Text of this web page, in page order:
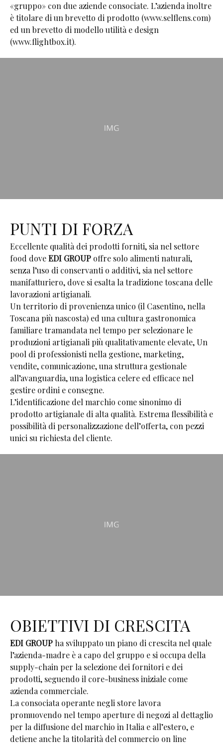
«gruppo» con due aziende consociate. L’azienda inoltre
è titolare di un brevetto di prodotto (www.selflens.com)
ed un brevetto di modello utilità e design
(www.flightbox.it).
PUNTI DI FORZA
Eccellente qualità dei prodotti forniti, sia nel settore
food doveEDI GROUP offre solo alimenti naturali,
senza l’uso di conservanti o additivi, sia nel settore
manifatturiero, dove si esalta la tradizione toscana delle
lavorazioni artigianali.
Un territorio di provenienza unico (il Casentino, nella
Toscana più nascosta) ed una cultura gastronomica
familiare tramandata nel tempo per selezionare le
produzioni artigianali più qualitativamente elevate, Un
pool di professionisti nella gestione, marketing,
vendite, comunicazione, una struttura gestionale
all’avanguardia, una logistica celere ed efficace nel
gestire ordini e consegne.
L’identificazione del marchio come sinonimo di
prodotto artigianale di alta qualità. Estrema flessibilità e
possibilità di personalizzazione dell’offerta, con pezzi
unici su richiesta del cliente.
OBIETTIVI DI CRESCITA
EDI GROUP ha sviluppato un piano di crescita nel quale
l’azienda-madre è a capo del gruppo e si occupa della
supply-chain per la selezione dei fornitori e dei
prodotti, seguendo il core-business iniziale come
azienda commerciale.
La consociata operante negli store lavora
promuovendo nel tempo aperture di negozi al dettaglio
per la diffusione del marchio in Italia e all’estero, e
detiene anche la titolarità del commercio on line